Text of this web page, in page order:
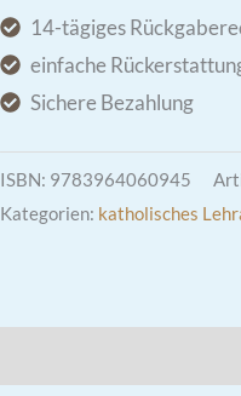
wunderschönes
Kinderbuch
Menge
14-tägiges
einfache
Sichere Bezahlung
ISBN: 9783964060945
Kategorien: katholisches